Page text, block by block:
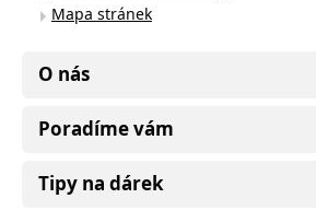
Mapa stránek
O nás
Poradíme vám
Tipy na dárek